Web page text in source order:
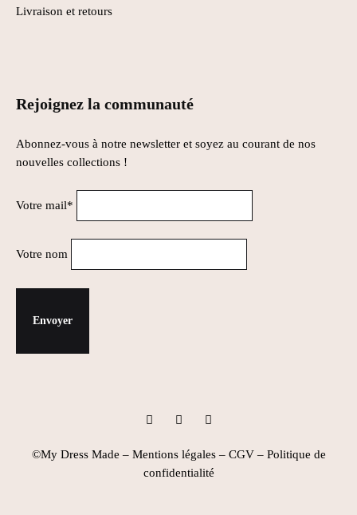
Livraison et retours
Rejoignez la communauté
Abonnez-vous à notre newsletter et soyez au courant de nos
nouvelles collections !
Votre mail*
Votre nom
©My Dress Made – Mentions légales– CGV– Politique de
confidentialité
InstagramFacebookPinterest